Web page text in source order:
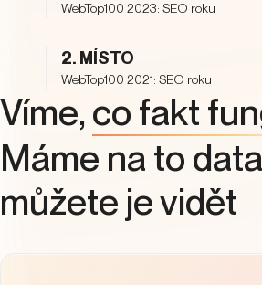
WebTop100 2023: SEO roku
2. MÍSTO
WebTop100 2021: SEO roku
Víme, co fakt
Máme na to
můžete je vidět